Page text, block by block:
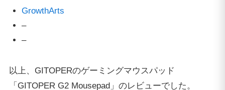
GrowthArts
–
–
以上、GITOPERのゲーミングマウスパッド
「GITOPER G2 Mousepad」のレビューでした。